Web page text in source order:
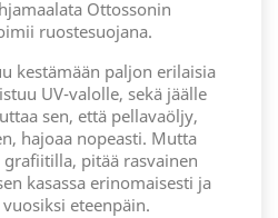
Ottossonin
ruostesuojana.
kestämään paljon erilaisia
UV-valolle, sekä jäälle
sen, että pellavaöljy,
hajoaa nopeasti. Mutta
pitää rasvainen
kasassa erinomaisesti ja
eteenpäin.